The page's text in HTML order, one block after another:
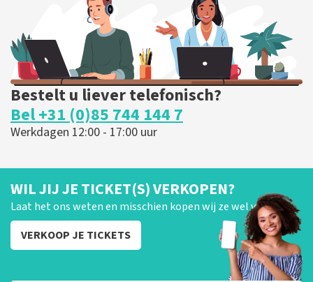
BESTEL NU
Bestelt u liever telefonisch?
Bel +31 (0)85 744 144 7
Werkdagen 12:00 - 17:00 uur
WIL JIJ JE TICKET(S) VERKOPEN?
Laat het ons weten en misschien kopen wij ze wel van je!
VERKOOP JE TICKETS